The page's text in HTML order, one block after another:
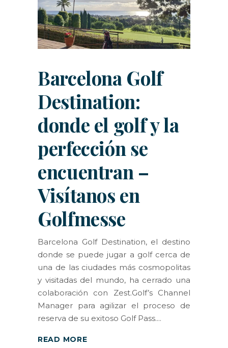
Barcelona Golf
Destination:
donde el golf y la
perfección se
encuentran –
Visítanos en
Golfmesse
Barcelona Golf Destination, el destino
donde se puede jugar a golf cerca de
una de las ciudades más cosmopolitas
y visitadas del mundo, ha cerrado una
colaboración con Zest.Golf’s Channel
Manager para agilizar el proceso de
reserva de su exitoso Golf Pass.
READ MORE